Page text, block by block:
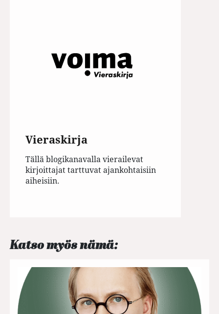
Vieraskirja
Tällä blogikanavalla vierailevat
kirjoittajat tarttuvat ajankohtaisiin
aiheisiin.
Katso myös nämä: